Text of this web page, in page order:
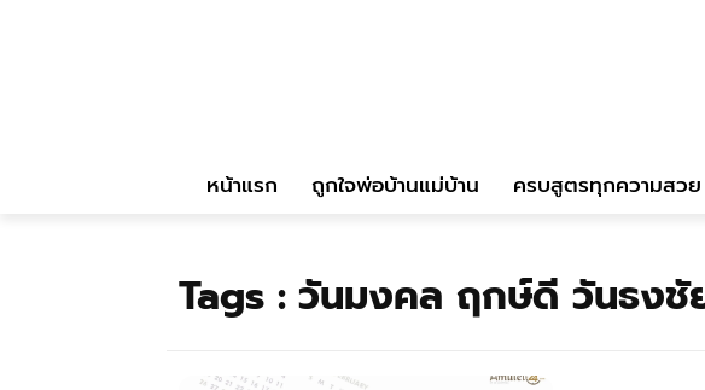
หน้าแรก ถูกใจพ่อบ้านแม่บ้าน ครบสูตรทุกความสวย
Tags : วันมงคล ฤกษ์ดี วันธงชั